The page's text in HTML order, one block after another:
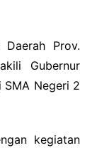
Prov.
Gubernur
SMA Negeri 2
kegiatan